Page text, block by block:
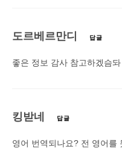
도르베르만디 답글
좋은 정보 감사 참고하겠슴돠
킹받네 답글
영어 번역되나요? 전 영어를